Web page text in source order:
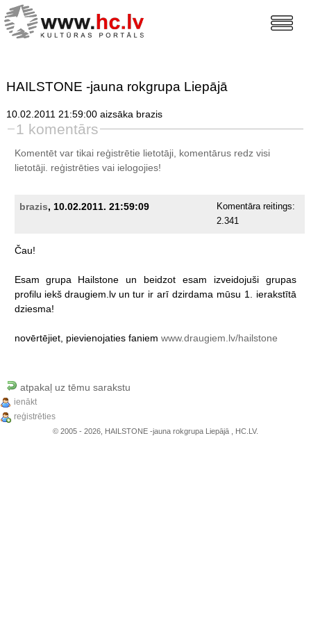
HAILSTONE -jauna rokgrupa Liepājā
10.02.2011 21:59:00 aizsāka brazis
1 komentārs
Komentēt var tikai reģistrētie lietotāji, komentārus redz visi
lietotāji. reģistrētiesvai ielogojies!
brazis, 10.02.2011. 21:59:09
Komentāra reitings:
2.341
Čau!
Esam grupa Hailstone un beidzot esam izveidojuši
grupas
profilu iekš draugiem.lv un tur ir arī dzirdama mūsu 1.
ierakstītā
dziesma!
novērtējiet, pievienojaties faniem www.draugiem.lv/hailstone
atpakaļ uz tēmu sarakstu
ienākt
reģistrēties
© 2005 - 2026, HAILSTONE -jauna rokgrupa Liepājā , HC.LV.